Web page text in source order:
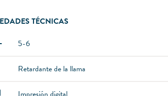
TÉCNICAS
5-6
Retardante de la llama